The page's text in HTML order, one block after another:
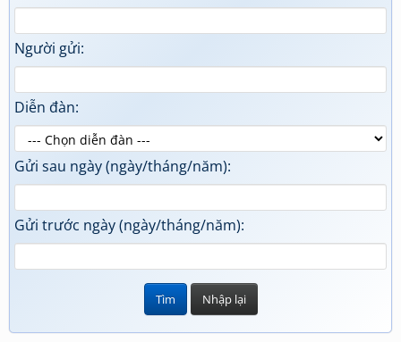
Người gửi:
Diễn đàn:
Gửi sau ngày (ngày/tháng/năm):
Gửi trước ngày (ngày/tháng/năm):